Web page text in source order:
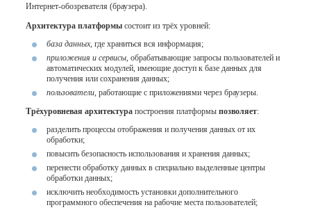
Интернет-обозревателя (браузера).
Архитектура платформы состоит из трёх уровней:
база данных, где храниться вся информация;
приложения и сервисы , обрабатывающие запросы пользователей и
автоматических модулей, имеющие доступ к базе данных для
получения или сохранения данных;
пользователи , работающие с приложениями через браузеры.
Трёхуровневая архитектура построения платформы позволяет:
разделить процессы отображения и получения данных от их
обработки;
повысить безопасность использования и хранения данных;
перенести обработку данных в специально выделенные центры
обработки данных;
исключить необходимость установки дополнительного
программного обеспечения на рабочие места пользователей;